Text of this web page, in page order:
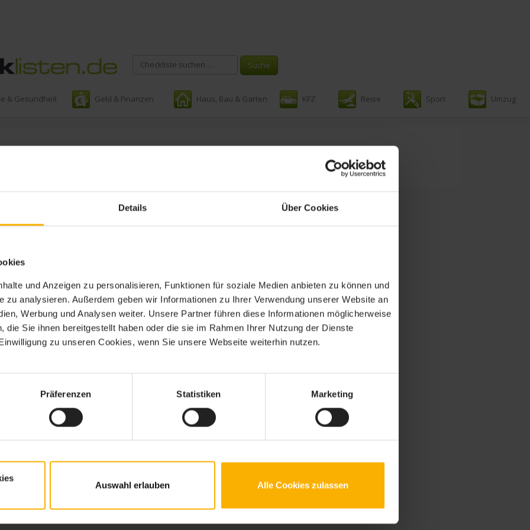
Details Über Cookies
und Anzeigen zu personalisieren, Funktionen für soziale Medien anbieten zu können und
zu analysieren. Außerdem geben wir Informationen zu Ihrer Verwendung unserer Website an
Werbung und Analysen weiter. Unsere Partner führen diese Informationen möglicherweise
die Sie ihnen bereitgestellt haben oder die sie im Rahmen Ihrer Nutzung der Dienste
zu unseren Cookies, wenn Sie unsere Webseite weiterhin nutzen.
Präferenzen Statistiken Marketing
Auswahl erlauben Alle Cookies zulassen
& Gesundheit Geld & Finanzen Haus, Bau & Garten KFZ Reise Sport Umzug
Festival Checkliste
Die Festival Packliste zählt alles auf, was mit muss
Shampoo, mit der Festival Checkliste an alles